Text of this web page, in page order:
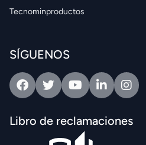
Tecnominproductos
SÍGUENOS
FacebookTwitterYoutubeLinkedinIntagram
Libro de reclamaciones